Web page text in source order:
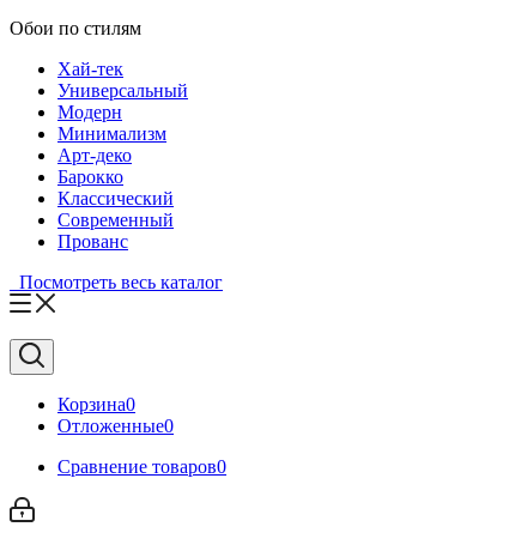
Обои по стилям
Хай-тек
Универсальный
Модерн
Минимализм
Арт-деко
Барокко
Классический
Современный
Прованс
Посмотреть весь каталог
Корзина0
Отложенные0
Сравнение товаров0